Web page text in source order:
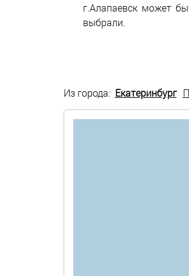
г.Алапаевск может
выбрали.
Из города: Екатеринбург